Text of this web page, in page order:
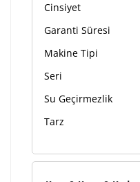
Cinsiyet
Garanti Süresi
Makine Tipi
Seri
Su Geçirmezlik
Tarz